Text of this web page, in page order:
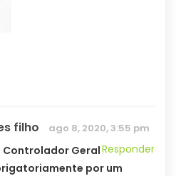
filho ago 8, 2020, 3:55 pm
Responder
Controlador Geral
por um